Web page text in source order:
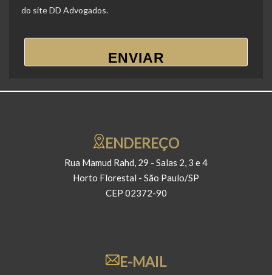
do site DD Advogados.
ENVIAR
ENDEREÇO
Rua Mamud Rahd, 29 - Salas 2, 3 e 4
Horto Florestal - São Paulo/SP
CEP 02372-90
E-MAIL